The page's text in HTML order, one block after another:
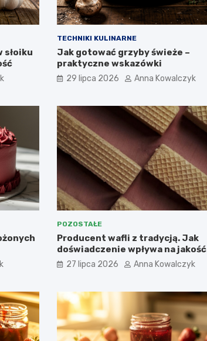
słoiku
TECHNIKI KULINARNE
Jak gotować grzyby świeże –
praktyczne wskazówki
29 lipca 2026 Anna Kowalczyk
POZOSTAŁE
Producent wafli z tradycją. Jak
doświadczenie wpływa na jakość
produktów? Przykład ZPC IGA
27 lipca 2026 Anna Kowalczyk